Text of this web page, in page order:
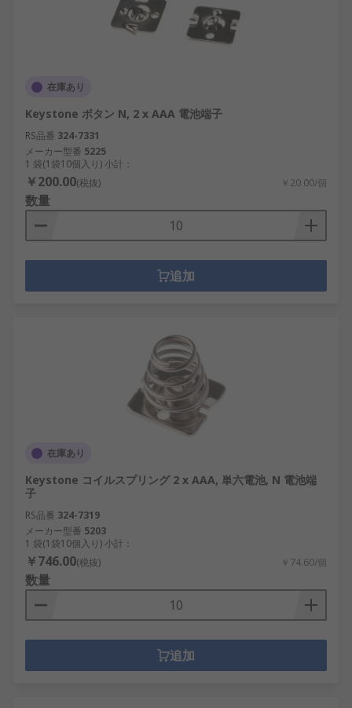
在庫あり
Keystone ボタン N, 2 x AAA 電池端子
RS品番 324-7331
メーカー型番 5225
1 袋(1袋10個入り) 小計：
￥200.00(税抜) ￥20.00/個
数量
追加
在庫あり
Keystone コイルスプリング 2 x AAA, 単六電池, N 電池端
子
RS品番 324-7319
メーカー型番 5203
1 袋(1袋10個入り) 小計：
￥746.00(税抜) ￥74.60/個
数量
追加